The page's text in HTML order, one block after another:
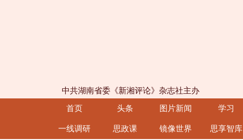
中共湖南省委《新湘评论》杂志社主办
首页 头条 图片新闻 学习
一线调研 思政课 镜像世界 思享智库